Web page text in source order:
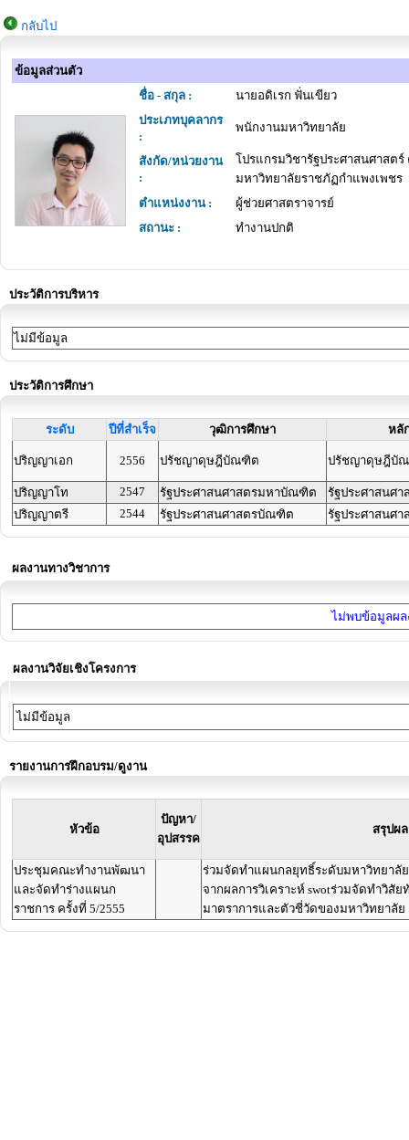
กลับไป
ข้อมูลส่วนตัว
ชื่อ - สกุล :
นายอดิเรก ฟั่นเขียว
ประเภทบุคลากร
:
พนักงานมหาวิทยาลัย
สังกัด/หน่วยงาน
:
โปรแกรมวิชารัฐประศาสนศาสต
มหาวิทยาลัยราชภัฏกำแพงเพชร
ตำแหน่งงาน :
ผู้ช่วยศาสตราจารย์
สถานะ :
ทำงานปกติ
ประวัติการบริหาร
ไม่มีข้อมูล
ประวัติการศึกษา
ระดับ ปีที่สำเร็จ วุฒิการศึกษา หลั
ปริญญาเอก 2556 ปรัชญาดุษฎีบัณฑิต ปรัชญาดุษฎีบั
ปริญญาโท 2547 รัฐประศาสนศาสตรมหาบัณฑิต
รัฐประศาสนศ
ปริญญาตรี
2544 รัฐประศาสนศาสตรบัณฑิต รัฐประศาสนศ
ผลงานทางวิชาการ
ไม่พบข้อมูลผล
ผลงานวิจัยเชิงโครงการ
ไม่มีข้อมูล
รายงานการฝึกอบรม/ดูงาน
หัวข้อ
ปัญหา/
อุปสรรค
สรุปผล
ประชุมคณะทำงานพัฒนา
และจัดทำร่างแผนก
ราชการ ครั้งที่ 5/2555
ร่วมจัดทำแผนกลยุทธิ์ระดับมหาวิทยาลัย
จากผลการวิเคราะห์ swotร่วมจัดทำวิสั
มาตราการและตัวชี่วัดของมหาวิทยาลัย